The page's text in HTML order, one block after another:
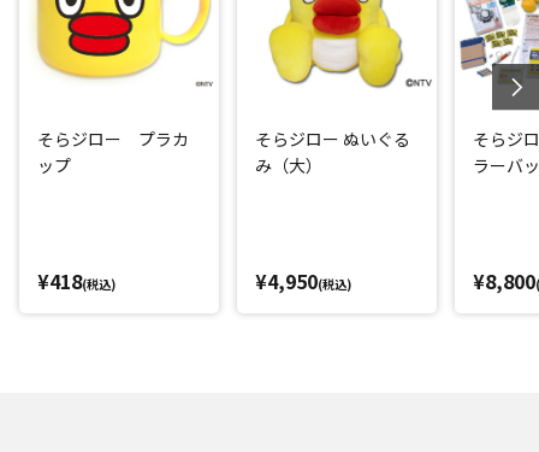
そらジロー プラカ
ップ
¥418(税込)
そらジロー ぬいぐる
み（大）
¥4,950(税込)
そらジ
ラーバ
¥8,800